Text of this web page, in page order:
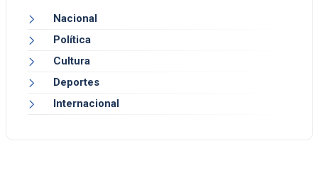
Nacional
Política
Cultura
Deportes
Internacional